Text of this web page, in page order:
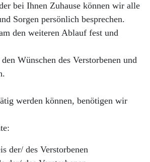
bei Ihnen Zuhause können wir alle
Sorgen persönlich besprechen.
den weiteren Ablauf fest und
Wünschen des Verstorbenen und
werden können, benötigen wir
der/ des Verstorbenen